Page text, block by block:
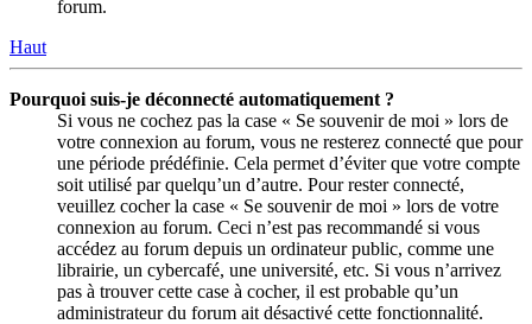
forum.
Haut
Pourquoi suis-je déconnecté automatiquement ?
Si vous ne cochez pas la case « Se souvenir de moi » lors de
votre connexion au forum, vous ne resterez connecté que pour
une période prédéfinie. Cela permet d’éviter que votre compte
soit utilisé par quelqu’un d’autre. Pour rester connecté,
veuillez cocher la case « Se souvenir de moi » lors de votre
connexion au forum. Ceci n’est pas recommandé si vous
accédez au forum depuis un ordinateur public, comme une
librairie, un cybercafé, une université, etc. Si vous n’arrivez
pas à trouver cette case à cocher, il est probable qu’un
administrateur du forum ait désactivé cette fonctionnalité.